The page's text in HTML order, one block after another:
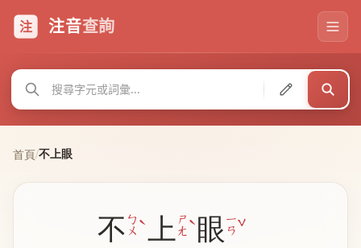
注 注音查詢
首頁/不上眼
不 ㄅ
ㄨˋ上 ㄕ
ㄤˋ眼 ㄧ
ㄢˇ